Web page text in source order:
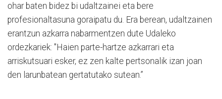
ohar baten bidez bi udaltzainei eta bere
profesionaltasuna goraipatu du. Era berean, udaltzainen
erantzun azkarra nabarmentzen dute Udaleko
ordezkariek: "Haien parte-hartze azkarrari eta
arriskutsuari esker, ez zen kalte pertsonalik izan joan
den larunbatean gertatutako sutean.”